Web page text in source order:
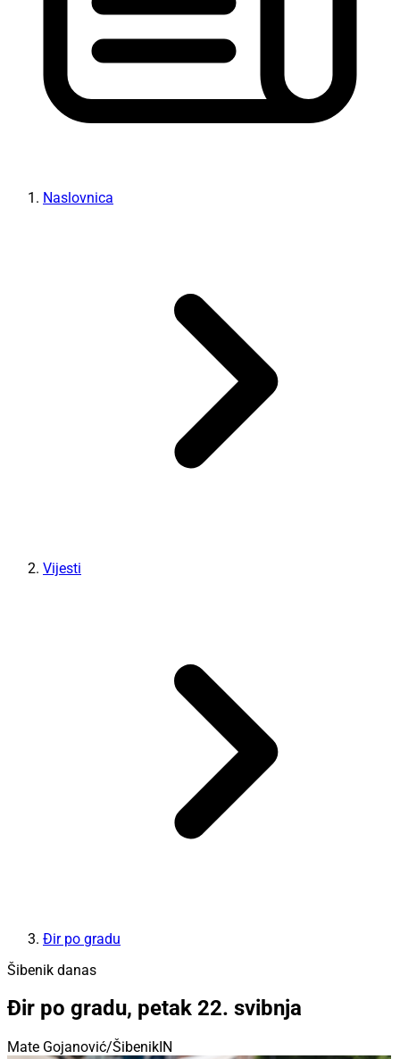
Naslovnica
Vijesti
Đir po gradu
Šibenik danas
Đir po gradu, petak 22. svibnja
Mate Gojanović/ŠibenikIN